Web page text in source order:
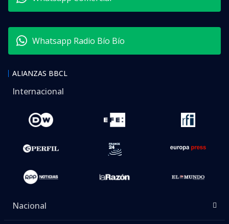
Whatsapp Radio Bío Bío
ALIANZAS BBCL
Internacional
Nacional